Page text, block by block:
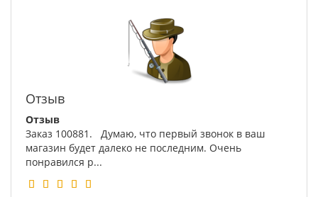
Отзыв
Отзыв
Заказ 100881. Думаю, что первый звонок в ваш
магазин будет далеко не последним. Очень
понравился р...